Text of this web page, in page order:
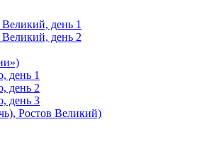
день 1
день 2
день 1
день 2
день 3
Ростов Великий)